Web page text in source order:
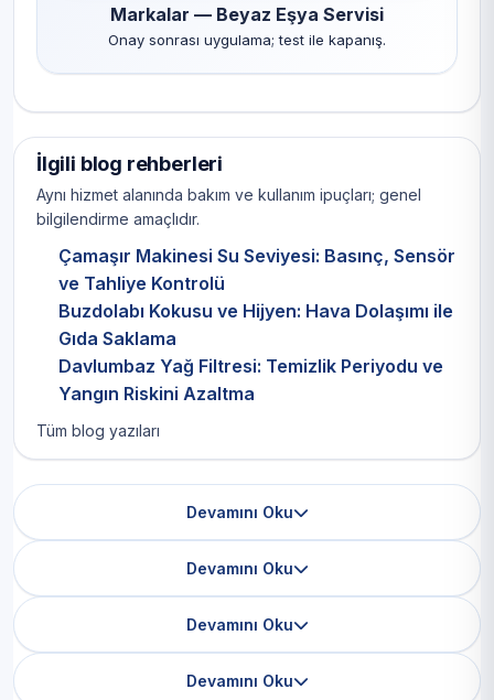
Markalar — Beyaz Eşya Servisi
Onay sonrası uygulama; test ile kapanış.
İlgili blog rehberleri
Aynı hizmet alanında bakım ve kullanım ipuçları; genel
bilgilendirme amaçlıdır.
Çamaşır Makinesi Su Seviyesi: Basınç, Sensör
ve Tahliye Kontrolü
Buzdolabı Kokusu ve Hijyen: Hava Dolaşımı ile
Gıda Saklama
Davlumbaz Yağ Filtresi: Temizlik Periyodu ve
Yangın Riskini Azaltma
Tüm blog yazıları
Devamını Oku
Devamını Oku
Devamını Oku
Devamını Oku